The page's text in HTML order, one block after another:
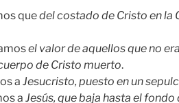
quedel costado de Cristo en la
el valor de aquellos que no
de Cristo muerto.
a Jesucristo, puesto en un
a Jesús, que baja hasta el fondo